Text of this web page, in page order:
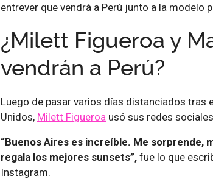
entrever que vendrá a Perú junto a la modelo
¿Milett Figueroa y
vendrán a Perú?
Luego de pasar varios días distanciados tras
Unidos, Milett Figueroa usó sus redes
“Buenos Aires es increíble. Me sorprende,
regala los mejores sunsets”, fue lo que
Instagram.